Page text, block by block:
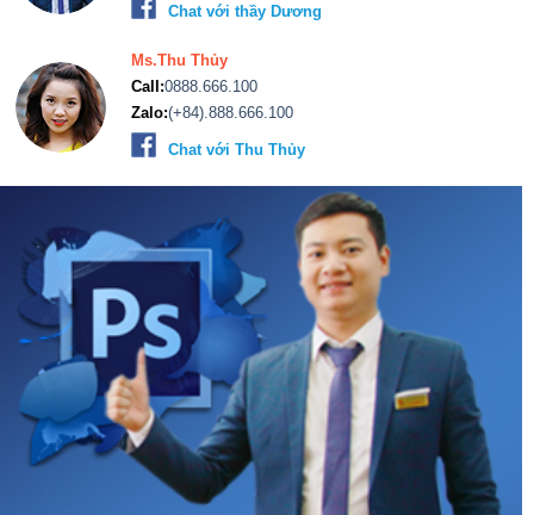
Chat với thầy Dương
Ms.Thu Thủy
Call:0888.666.100
Zalo:(+84).888.666.100
Chat với Thu Thủy